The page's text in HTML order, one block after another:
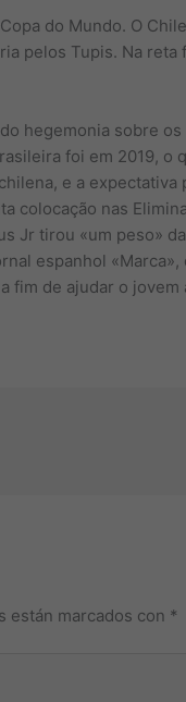
do Mundo. O
pelos Tupis. Na
hegemonia sobre
foi em 2019, o
e a expectativa
colocação nas
Jr tirou «um peso»
espanhol
fim de ajudar o jovem
están marcados con *